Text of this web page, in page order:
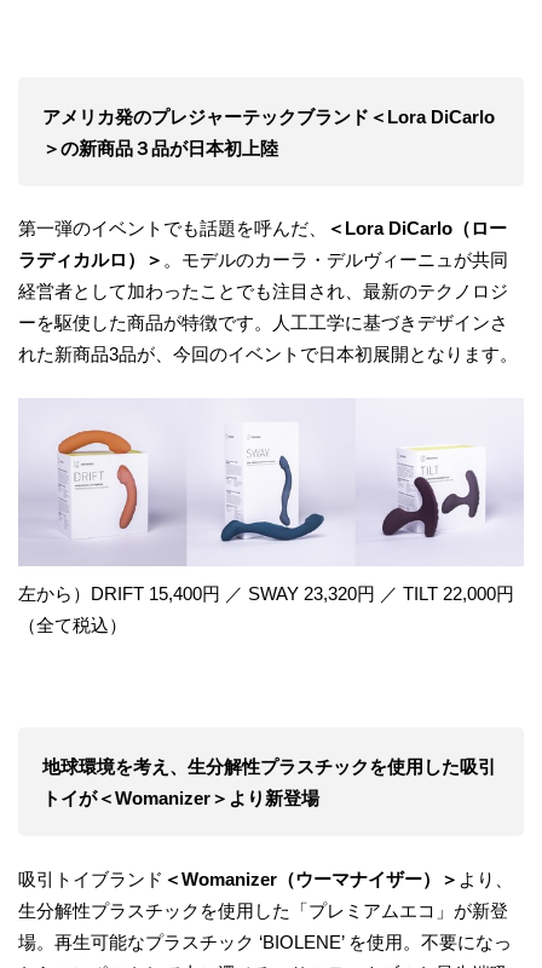
アメリカ発のプレジャーテックブランド＜Lora DiCarlo
＞の新商品３品が日本初上陸
第一弾のイベントでも話題を呼んだ、
＜Lora DiCarlo（ロー
ラディカルロ）＞ 。モデルのカーラ・デルヴィーニュが共同
経営者として加わったことでも注目され、最新のテクノロジ
ーを駆使した商品が特徴です。人工工学に基づきデザインさ
れた新商品3品が、今回のイベントで日本初展開となります。
左から）DRIFT 15,400円 ／ SWAY 23,320円 ／ TILT 22,000円
（全て税込）
地球環境を考え、生分解性プラスチックを使用した吸引
トイが＜Womanizer＞より新登場
吸引トイブランド ＜Womanizer（ウーマナイザー）＞ より、
生分解性プラスチックを使用した「プレミアムエコ」が新登
場。再生可能なプラスチック ‘BIOLENE’ を使用。不要になっ